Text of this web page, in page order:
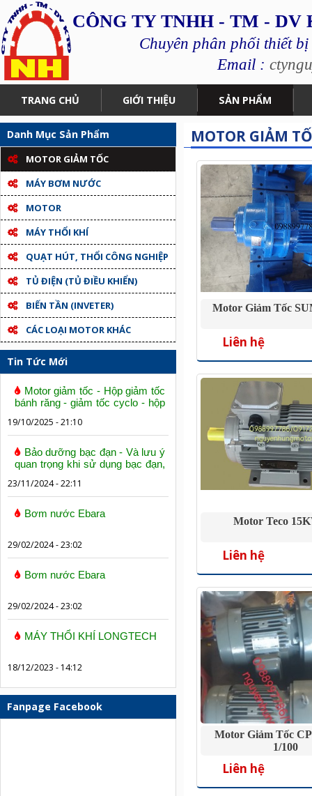
CÔNG TY TNHH - TM -
Chuyên phân phối thiết
Email :
TRANG CHỦ GIỚI THIỆU SẢN PHẨM
Danh Mục Sản Phẩm
MOTOR GIẢM TỐC
MÁY BƠM NƯỚC
MOTOR
MÁY THỔI KHÍ
QUẠT HÚT, THỔI CÔNG NGHIỆP
TỦ ĐIỆN (TỦ ĐIỀU KHIỂN)
BIẾN TẦN (INVETER)
CÁC LOẠI MOTOR KHÁC
Tin Tức Mới
Motor giảm tốc - Hộp giảm tốc
bánh răng - giảm tốc cyclo - hộp
19/10/2025 - 21:10
Bảo dưỡng bạc đạn - Và lưu ý
quan trọng khi sử dụng bạc đạn,
23/11/2024 - 22:11
Bơm nước Ebara
29/02/2024 - 23:02
Bơm nước Ebara
29/02/2024 - 23:02
MÁY THỔI KHÍ LONGTECH
18/12/2023 - 14:12
Fanpage Facebook
MOTOR GIẢM
Motor Giảm Tốc
Liên hệ
Motor Teco
Liên hệ
Motor Giảm Tốc
1/100
Liên hệ